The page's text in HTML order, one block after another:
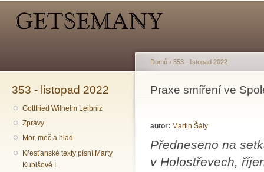
353 - listopad 2022
Gottfried Wilhelm Leibniz
Zprávy
Mor, meč a hlad
Křesťanské texty písní Marty
Kubišové I.
Jste zde
Domů › 353 - listopad 2022
Praxe smíření ve
autor: Martin Šály
Předneseno na
v Holostřevech,